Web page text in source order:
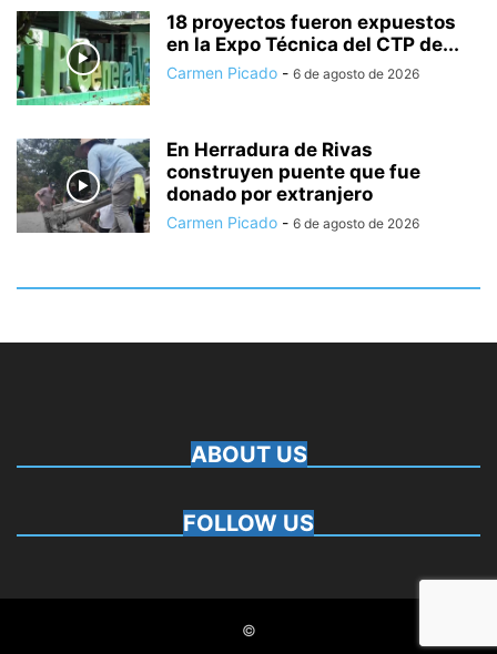
18 proyectos fueron expuestos
en la Expo Técnica del CTP de...
Carmen Picado - 6 de agosto de 2026
En Herradura de Rivas
construyen puente que fue
donado por extranjero
Carmen Picado - 6 de agosto de 2026
ABOUT US
FOLLOW US
©